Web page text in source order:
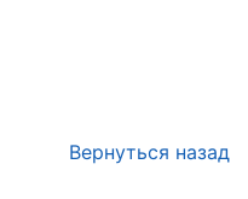
Вернуться назад